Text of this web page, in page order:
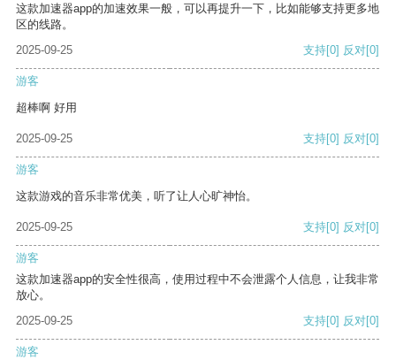
这款加速器app的加速效果一般，可以再提升一下，比如能够支持更多地
区的线路。
2025-09-25
支持[0] 反对[0]
游客
超棒啊 好用
2025-09-25 支持[0] 反对[0]
游客
这款游戏的音乐非常优美，听了让人心旷神怡。
2025-09-25 支持[0] 反对[0]
游客
这款加速器app的安全性很高，使用过程中不会泄露个人信息，让我非常
放心。
2025-09-25
支持[0] 反对[0]
游客